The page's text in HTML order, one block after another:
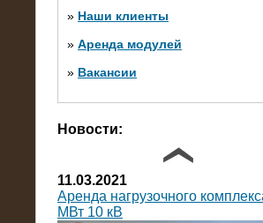
» Наши клиенты
» Аренда модулей
» Вакансии
Новости:
11.03.2021
Аренда нагрузочного
МВт 10 кВ